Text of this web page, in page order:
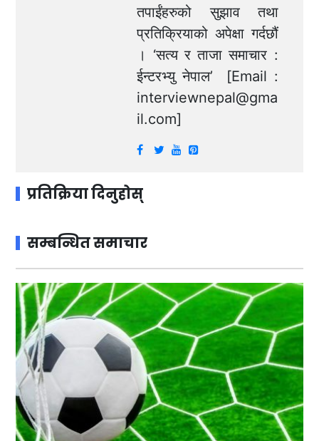
तपाईंहरुको सुझाव तथा
प्रतिक्रियाको अपेक्षा गर्दछौं
। ‘सत्य र ताजा समाचार :
ईन्टरभ्यु नेपाल’ [Email :
interviewnepal@gma
il.com]
प्रतिक्रिया दिनुहोस्
सम्बन्धित समाचार